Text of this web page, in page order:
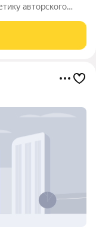
авторского